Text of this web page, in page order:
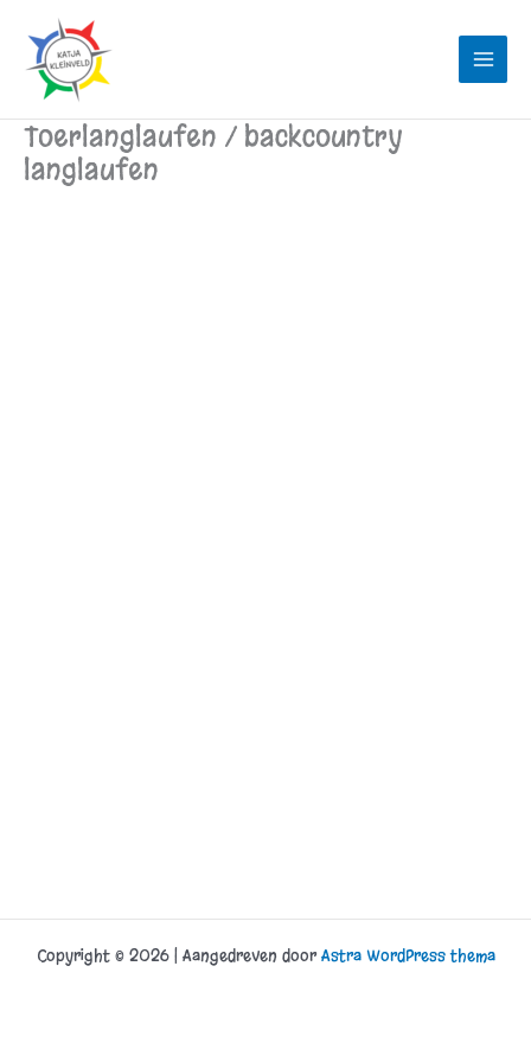
naar
inhoud
Toerlanglaufen / backcountry
langlaufen
Copyright © 2026 | Aangedreven doorAstra WordPress thema